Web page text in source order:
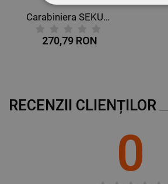
Carabiniera SEKURALT 984
270,79 RON
RECENZII CLIENȚILOR
0
DE PERFORMANȚĂ